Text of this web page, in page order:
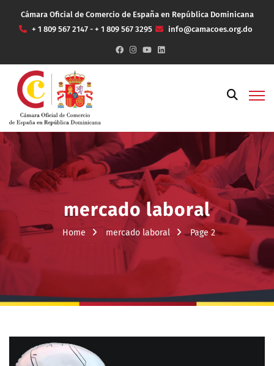
Cámara Oficial de Comercio de España en República Dominicana
+ 1 809 567 2147 - + 1 809 567 3295
info@camacoes.org.do
mercado laboral
Home mercado laboral Page 2